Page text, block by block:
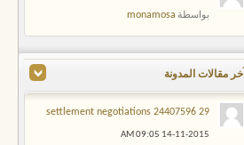
بواسطة monamosa
آخر مقالات المدونة
29 settlement negotiations 24407596
14-11-2015
09:05 AM